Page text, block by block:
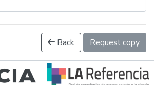
Back Request copy